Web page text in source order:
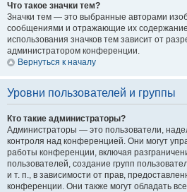
Что такое значки тем?
Значки тем — это выбранные авторами
сообщениями и отражающие их
использования значков тем зависит от
администратором конференции.
Вернуться к началу
Уровни пользователей и группы
Кто такие администраторы?
Администраторы — это пользователи,
контроля над конференцией. Они могут
работы конференции, включая
пользователей, создание групп
и т. п., в зависимости от прав,
конференции. Они также могут обладать